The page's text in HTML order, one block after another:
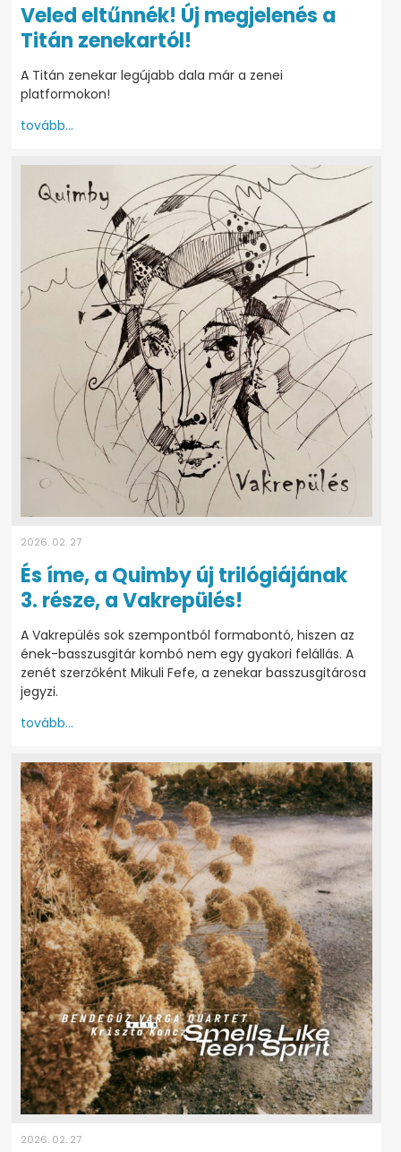
Veled eltűnnék! Új megjelenés a
Titán zenekartól!
A Titán zenekar legújabb dala már a zenei
platformokon!
tovább...
2026. 02. 27
És íme, a Quimby új trilógiájának
3. része, a Vakrepülés!
A Vakrepülés sok szempontból formabontó, hiszen az
ének-basszusgitár kombó nem egy gyakori felállás. A
zenét szerzőként Mikuli Fefe, a zenekar basszusgitárosa
jegyzi.
tovább...
2026. 02. 27